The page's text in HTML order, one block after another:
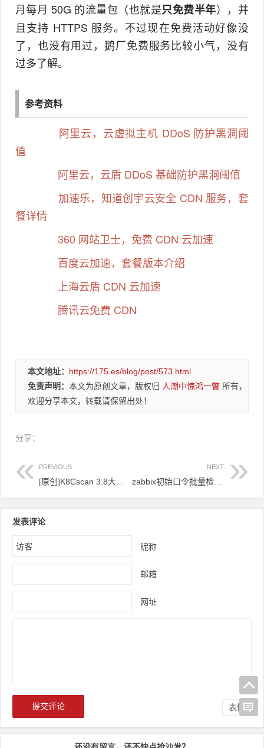
月每月 50G 的流量包（也就是只免费半年），并
且支持 HTTPS 服务。不过现在免费活动好像没
了，也没有用过，鹅厂免费服务比较小气，没有
过多了解。
参考资料
阿里云，云虚拟主机 DDoS 防护黑洞阈
值
阿里云，云盾 DDoS 基础防护黑洞阈值
加速乐，知道创宇云安全 CDN 服务，套
餐详情
360 网站卫士，免费 CDN 云加速
百度云加速，套餐版本介绍
上海云盾 CDN 云加速
腾讯云免费 CDN
本文地址： https://175.es/blog/post/573.html
免责声明： 本文为原创文章，版权归 人潮中惊鸿一瞥 所有，
欢迎分享本文，转载请保留出处！
分享：
PREVIOUS: NEXT:
zabbix初始口令批量检测小脚本
发表评论
昵称
邮箱
网址
表情